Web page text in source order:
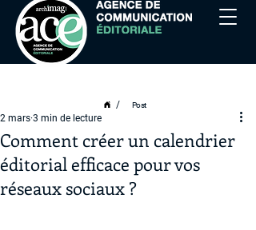
/ Post
Comment créer un calendrier
éditorial efficace pour vos
réseaux sociaux ?
2 mars 3 min de lecture